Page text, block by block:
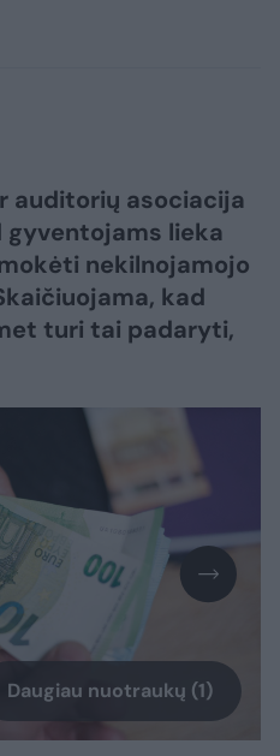
auditorių asociacija
gyventojams lieka
nekilnojamojo
kad
turi tai padaryti,
Daugiau nuotraukų (1)